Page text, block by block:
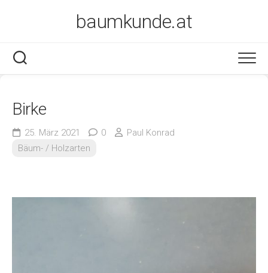
baumkunde.at
Birke
25. März 2021 0
Paul Konrad
Bäum- / Holzarten